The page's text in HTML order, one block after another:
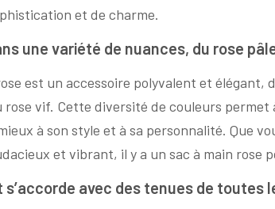
et de charme.
une variété de nuances, du rose
est un accessoire polyvalent et
rose vif. Cette diversité de couleurs
à son style et à sa personnalité. Que
et vibrant, il y a un sac à main rose
avec des tenues de toutes